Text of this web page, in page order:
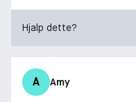
Hjalp dette?
A Amy